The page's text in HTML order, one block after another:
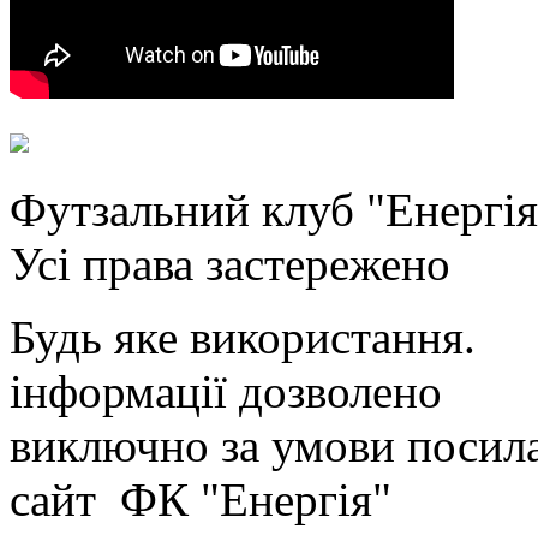
Футзальний клуб
Усi права застережено
Будь яке використання.
iнформацiї дозволено
виключно за умови
сайт ФК "Енергія"